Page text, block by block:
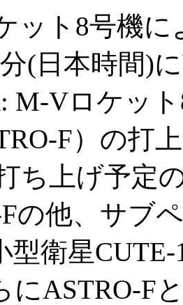
ット8号機に
(日本時間)
M-Vロケッ
F）の打
ち上げ予定
の他、サブ
型衛星
にASTRO-F